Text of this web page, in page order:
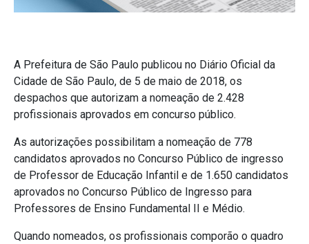
A Prefeitura de São Paulo publicou no Diário Oficial da
Cidade de São Paulo, de 5 de maio de 2018, os
despachos que autorizam a nomeação de 2.428
profissionais aprovados em concurso público.
As autorizações possibilitam a nomeação de 778
candidatos aprovados no Concurso Público de ingresso
de Professor de Educação Infantil e de 1.650 candidatos
aprovados no Concurso Público de Ingresso para
Professores de Ensino Fundamental II e Médio.
Quando nomeados, os profissionais comporão o quadro